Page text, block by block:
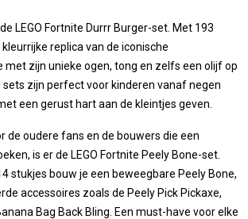
LEGO Fortnite Durrr Burger-set. Met 193
replica van de iconische
zijn unieke ogen, tong en zelfs een olijf op
sets zijn perfect voor kinderen vanaf negen
een gerust hart aan de kleintjes geven.
de oudere fans en de bouwers die een
is er de LEGO Fortnite Peely Bone-set.
stukjes bouw je een beweegbare Peely Bone,
accessoires zoals de Peely Pick Pickaxe,
Bag Back Bling. Een must-have voor elke